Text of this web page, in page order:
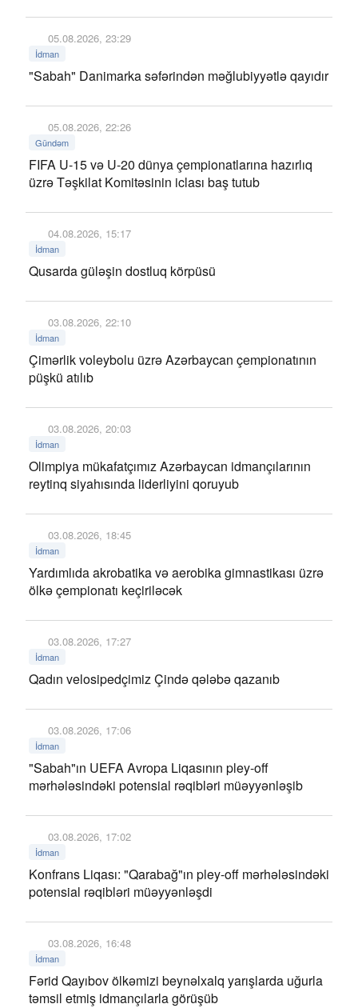
05.08.2026, 23:29
İdman
"Sabah" Danimarka səfərindən məğlubiyyətlə qayıdır
05.08.2026, 22:26
Gündəm
FIFA U-15 və U-20 dünya çempionatlarına hazırlıq
üzrə Təşkilat Komitəsinin iclası baş tutub
04.08.2026, 15:17
İdman
Qusarda güləşin dostluq körpüsü
03.08.2026, 22:10
İdman
Çimərlik voleybolu üzrə Azərbaycan çempionatının
püşkü atılıb
03.08.2026, 20:03
İdman
Olimpiya mükafatçımız Azərbaycan idmançılarının
reytinq siyahısında liderliyini qoruyub
03.08.2026, 18:45
İdman
Yardımlıda akrobatika və aerobika gimnastikası üzrə
ölkə çempionatı keçiriləcək
03.08.2026, 17:27
İdman
Qadın velosipedçimiz Çində qələbə qazanıb
03.08.2026, 17:06
İdman
"Sabah"ın UEFA Avropa Liqasının pley-off
mərhələsindəki potensial rəqibləri müəyyənləşib
03.08.2026, 17:02
İdman
Konfrans Liqası: "Qarabağ"ın pley-off mərhələsindəki
potensial rəqibləri müəyyənləşdi
03.08.2026, 16:48
İdman
Fərid Qayıbov ölkəmizi beynəlxalq yarışlarda uğurla
təmsil etmiş idmançılarla görüşüb